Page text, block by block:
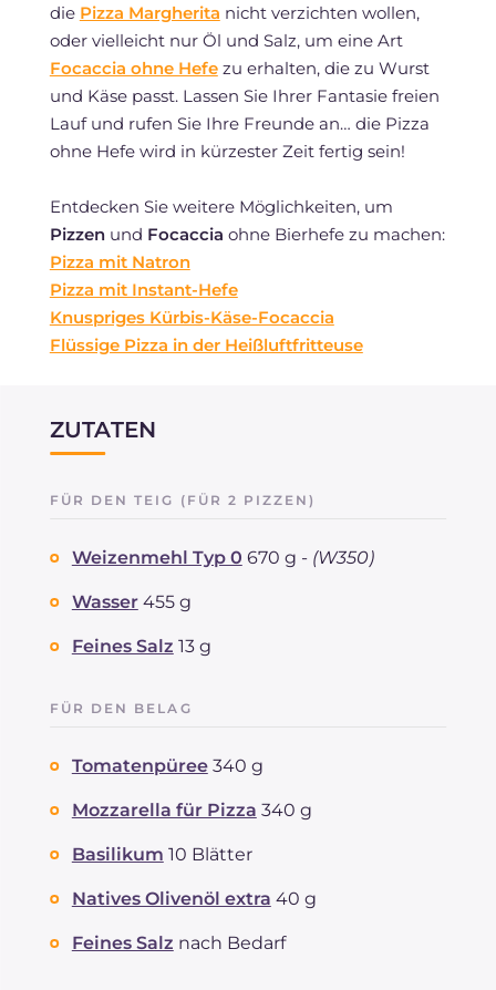
die Pizza Margherita nicht verzichten wollen,
oder vielleicht nur Öl und Salz, um eine Art
Focaccia ohne Hefezu erhalten, die zu Wurst
und Käse passt. Lassen Sie Ihrer Fantasie freien
Lauf und rufen Sie Ihre Freunde an… die Pizza
ohne Hefe wird in kürzester Zeit fertig sein!
Entdecken Sie weitere Möglichkeiten, um
Pizzenund Focaccia ohne Bierhefe zu machen:
Pizza mit Natron
Pizza mit Instant-Hefe
Knuspriges Kürbis-Käse-Focaccia
Flüssige Pizza in der Heißluftfritteuse
ZUTATEN
FÜR DEN TEIG (FÜR 2 PIZZEN)
Weizenmehl Typ 0 670 g - (W350)
Wasser 455 g
Feines Salz 13 g
FÜR DEN BELAG
Tomatenpüree 340 g
Mozzarella für Pizza 340 g
Basilikum 10 Blätter
Natives Olivenöl extra 40 g
Feines Salz nach Bedarf